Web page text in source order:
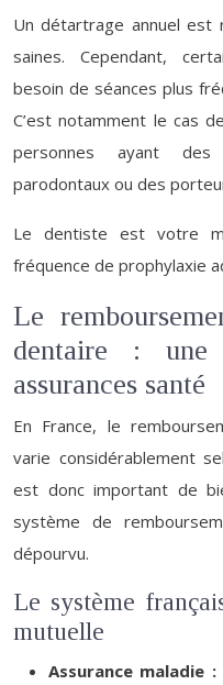
Un détartrage annuel est
saines. Cependant,
besoin de séances plus
C’est notamment le cas
personnes ayant
parodontaux ou des
Le dentiste est votre
fréquence de prophylaxie
Le
dentaire : une
assurances santé
En France, le
varie considérablement
est donc important de
système de
dépourvu.
Le système
mutuelle
Assurance maladie :